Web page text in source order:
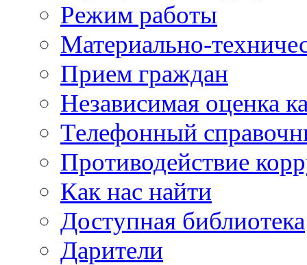
Режим работы
Материально-
Прием граждан
Независимая оценка
Телефонный
Противодействие
Как нас найти
Доступная библиотека
Дарители